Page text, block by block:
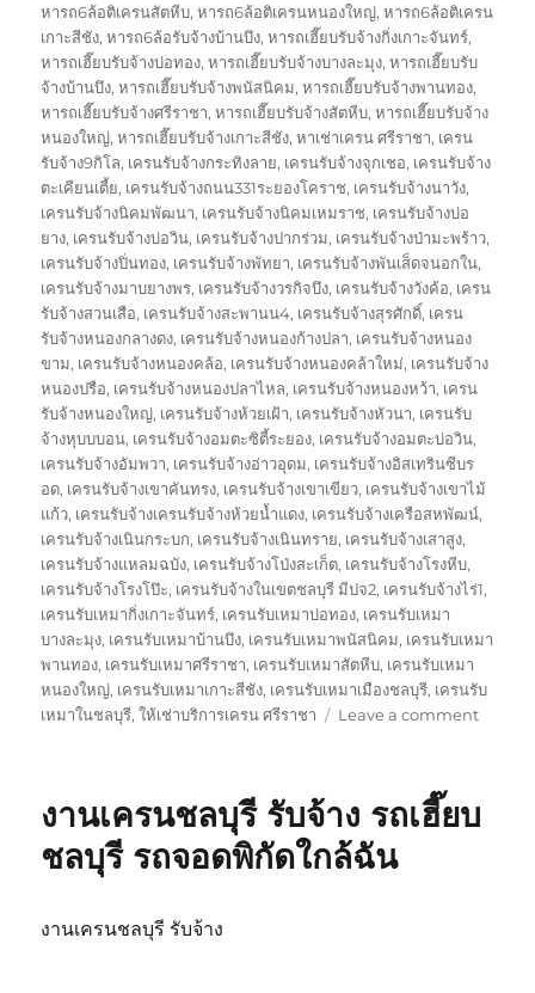
หารถ6ล้อติเครนสัตหีบ,หารถ6ล้อติเครนหนองใหญ่,หารถ6ล้อติเครน
เกาะสีชัง,หารถ6ล้อรับจ้างบ้านบึง,หารถเฮี๊ยบรับจ้างกิ่งเกาะจันทร์,
หารถเฮี๊ยบรับจ้างบ่อทอง,หารถเฮี๊ยบรับจ้างบางละมุง,หารถเฮี๊ยบรับ
จ้างบ้านบึง,หารถเฮี๊ยบรับจ้างพนัสนิคม,หารถเฮี๊ยบรับจ้างพานทอง,
หารถเฮี๊ยบรับจ้างศรีราชา,หารถเฮี๊ยบรับจ้างสัตหีบ,หารถเฮี๊ยบรับจ้าง
หนองใหญ่,หารถเฮี๊ยบรับจ้างเกาะสีชัง,หาเช่าเครน ศรีราชา, เครน
รับจ้าง9กิโล, เครนรับจ้างกระทิงลาย, เครนรับจ้างจุกเชอ, เครนรับจ้าง
ตะเคียนเตี้ย, เครนรับจ้างถนน331ระยองโคราช, เครนรับจ้างนาวัง,
เครนรับจ้างนิคมพัฒนา, เครนรับจ้างนิคมเหมราช, เครนรับจ้างบ่อ
ยาง, เครนรับจ้างบ่อวิน, เครนรับจ้างปากร่วม, เครนรับจ้างป่ามะพร้าว,
เครนรับจ้างปิ่นทอง, เครนรับจ้างพัทยา, เครนรับจ้างพันเส็ดจนอกใน,
เครนรับจ้างมาบยางพร, เครนรับจ้างวรกิจบึง, เครนรับจ้างวังค้อ, เครน
รับจ้างสวนเสือ, เครนรับจ้างสะพานน4, เครนรับจ้างสุรศักดิ์, เครน
รับจ้างหนองกลางดง, เครนรับจ้างหนองก้างปลา, เครนรับจ้างหนอง
ขาม, เครนรับจ้างหนองคล้อ, เครนรับจ้างหนองคล้าใหม่, เครนรับจ้าง
หนองปรือ, เครนรับจ้างหนองปลาไหล, เครนรับจ้างหนองหว้า, เครน
รับจ้างหนองใหญ่, เครนรับจ้างห้วยเฝ้า, เครนรับจ้างหัวนา, เครนรับ
จ้างหุบบบอน, เครนรับจ้างอมตะซิตี้ระยอง, เครนรับจ้างอมตะบ่อวิน,
เครนรับจ้างอัมพวา, เครนรับจ้างอ่าวอุดม, เครนรับจ้างอิสเทรินซีบร
อด, เครนรับจ้างเขาคันทรง, เครนรับจ้างเขาเขียว, เครนรับจ้างเขาไม้
แก้ว, เครนรับจ้างเครนรับจ้างห้วยน้ำแดง, เครนรับจ้างเครือสหพัฒน์,
เครนรับจ้างเนินกระบก, เครนรับจ้างเนินทราย, เครนรับจ้างเสาสูง,
เครนรับจ้างแหลมฉบัง, เครนรับจ้างโป่งสะเก็ต, เครนรับจ้างโรงหีบ,
เครนรับจ้างโรงโป๊ะ, เครนรับจ้างในเขตชลบุรี มีปจ2, เครนรับจ้างไร่1,
เครนรับเหมากิ่งเกาะจันทร์, เครนรับเหมาบ่อทอง, เครนรับเหมา
บางละมุง, เครนรับเหมาบ้านบึง, เครนรับเหมาพนัสนิคม, เครนรับเหมา
พานทอง, เครนรับเหมาศรีราชา, เครนรับเหมาสัตหีบ, เครนรับเหมา
หนองใหญ่, เครนรับเหมาเกาะสีชัง, เครนรับเหมาเมืองชลบุรี, เครนรับ
เหมาในชลบุรี,ให้เช่าบริการเครน ศรีราชา Leave a commenton
งานเครนชลบุรี รับจ้าง รถเฮี๊ยบ
ชลบุรี รถจอดพิกัดใกล้ฉัน
งานเครนชลบุรี รับจ้าง